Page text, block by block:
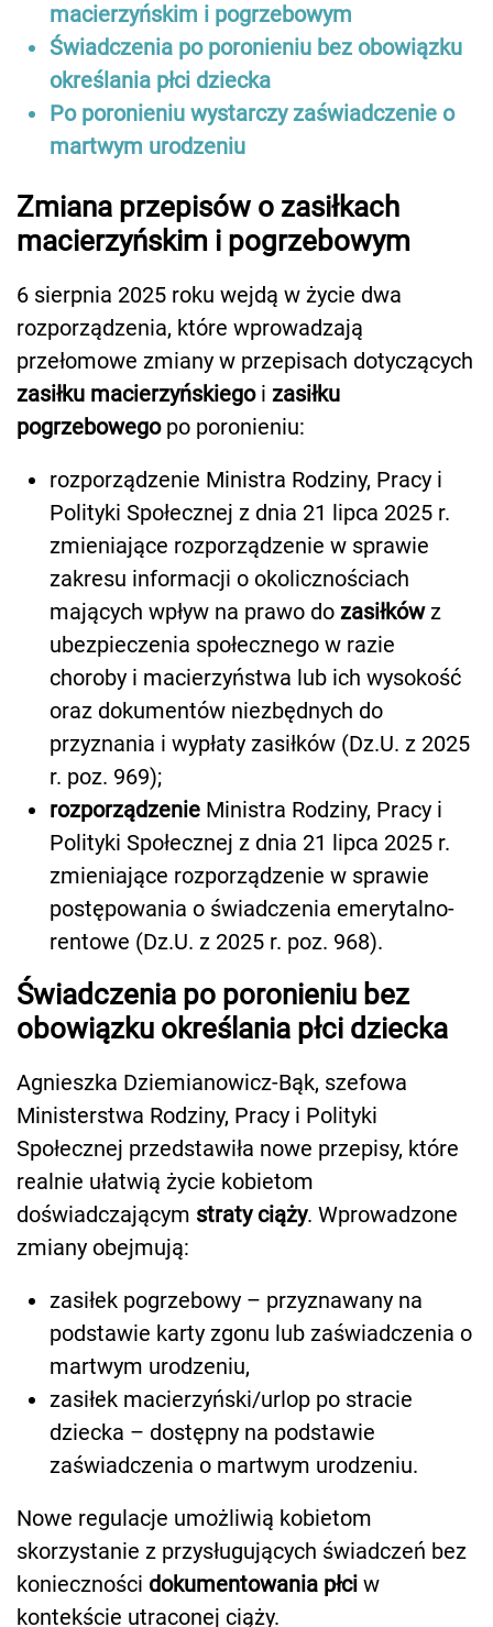
macierzyńskim i pogrzebowym
Świadczenia po poronieniu bez obowiązku
określania płci dziecka
Po poronieniu wystarczy zaświadczenie o
martwym urodzeniu
Zmiana przepisów o zasiłkach
macierzyńskim i pogrzebowym
6 sierpnia 2025 roku wejdą w życie dwa
rozporządzenia, które wprowadzają
przełomowe zmiany w przepisach dotyczących
zasiłku macierzyńskiegoi zasiłku
pogrzebowegopo poronieniu:
rozporządzenie Ministra Rodziny, Pracy i
Polityki Społecznej z dnia 21 lipca 2025 r.
zmieniające rozporządzenie w sprawie
zakresu informacji o okolicznościach
mających wpływ na prawo do zasiłkówz
ubezpieczenia społecznego w razie
choroby i macierzyństwa lub ich wysokość
oraz dokumentów niezbędnych do
przyznania i wypłaty zasiłków (Dz.U. z 2025
r. poz. 969);
rozporządzenie Ministra Rodziny, Pracy i
Polityki Społecznej z dnia 21 lipca 2025 r.
zmieniające rozporządzenie w sprawie
postępowania o świadczenia emerytalno-
rentowe (Dz.U. z 2025 r. poz. 968).
Świadczenia po poronieniu bez
obowiązku określania płci dziecka
Agnieszka Dziemianowicz-Bąk, szefowa
Ministerstwa Rodziny, Pracy i Polityki
Społecznej przedstawiła nowe przepisy, które
realnie ułatwią życie kobietom
doświadczającym straty ciąży. Wprowadzone
zmiany obejmują:
zasiłek pogrzebowy – przyznawany na
podstawie karty zgonu lub zaświadczenia o
martwym urodzeniu,
zasiłek macierzyński/urlop po stracie
dziecka – dostępny na podstawie
zaświadczenia o martwym urodzeniu.
Nowe regulacje umożliwią kobietom
skorzystanie z przysługujących świadczeń bez
konieczności dokumentowania płci w
kontekście utraconej ciąży.